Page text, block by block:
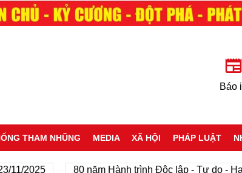
Báo
THAM NHŨNG MEDIA XÃ HỘI PHÁP LUẬT
2025 80 năm Hành trình Độc lập - Tự do - Hạnh